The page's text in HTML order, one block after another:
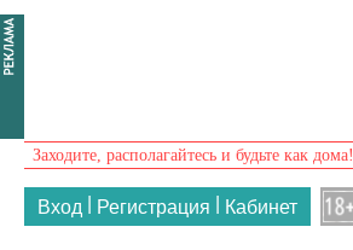
Заходите, располагайтесь и будьте как дома!
Вход Регистрация Кабинет